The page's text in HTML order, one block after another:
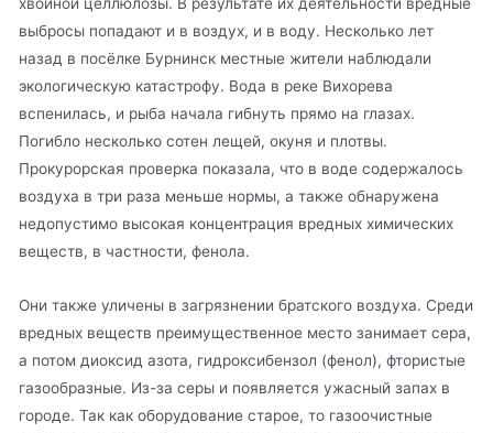
хвойной целлюлозы. В результате их деятельности вредные
выбросы попадают и в воздух, и в воду. Несколько лет
назад в посёлке Бурнинск местные жители наблюдали
экологическую катастрофу. Вода в реке Вихорева
вспенилась, и рыба начала гибнуть прямо на глазах.
Погибло несколько сотен лещей, окуня и плотвы.
Прокурорская проверка показала, что в воде содержалось
воздуха в три раза меньше нормы, а также обнаружена
недопустимо высокая концентрация вредных химических
веществ, в частности, фенола.
Они также уличены в загрязнении братского воздуха. Среди
вредных веществ преимущественное место занимает сера,
а потом диоксид азота, гидроксибензол (фенол), фтористые
газообразные. Из-за серы и появляется ужасный запах в
городе. Так как оборудование старое, то газоочистные